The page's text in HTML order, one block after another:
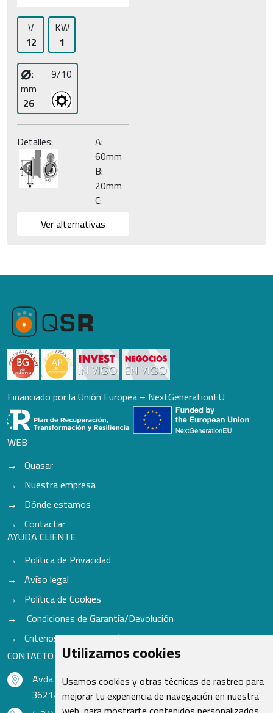
Utilizamos cookies
Usamos cookies y otras técnicas de rastreo para
mejorar tu experiencia de navegación en nuestra
V
12
KW
1
⌀:
mm
26
9/10
Detalles:
A:
60mm
B:
20mm
C:
Ver alternativas
Financiado por la Unión Europea – NextGenerationEU
WEB
Quasar
Nuestra empresa
Dónde estamos
Contactar
AYUDA CLIENTE
Política de Privacidad
Avíso legal
Política de Cookies
Condiciones de Garantía/Devolución
Criterios para aceptación de Cascos
CONTACTO
Avda. do Freixo - Sardoma, 13
36214 Vigo - Pontevedra - España